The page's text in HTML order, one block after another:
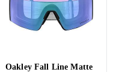
Oakley Fall Line Matte